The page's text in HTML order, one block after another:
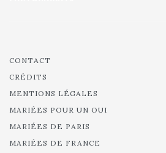
CONTACT
CRÉDITS
MENTIONS LÉGALES
MARIÉES POUR UN OUI
MARIÉES DE PARIS
MARIÉES DE FRANCE